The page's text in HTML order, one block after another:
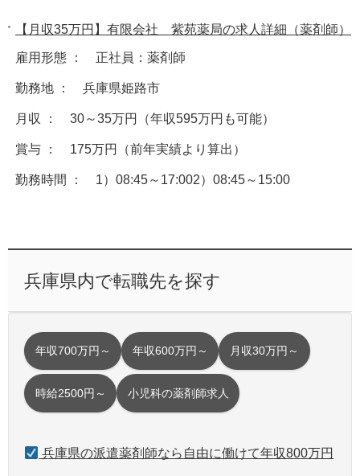
【月収35万円】有限会社 紫苑薬局の求人詳細（薬剤師）
雇用形態 ： 正社員：薬剤師
勤務地 ： 兵庫県姫路市
月収 ： 30～35万円（年収595万円も可能）
賞与 ： 175万円（前年実績より算出）
勤務時間 ： 1）08:45～17:002）08:45～15:00
兵庫県内で転職先を探す
年収700万円～ 年収600万円～ 月収30万円～
時給2500円～ 小児科の薬剤師求人
兵庫県の派遣薬剤師なら自由に働けて年収800万円